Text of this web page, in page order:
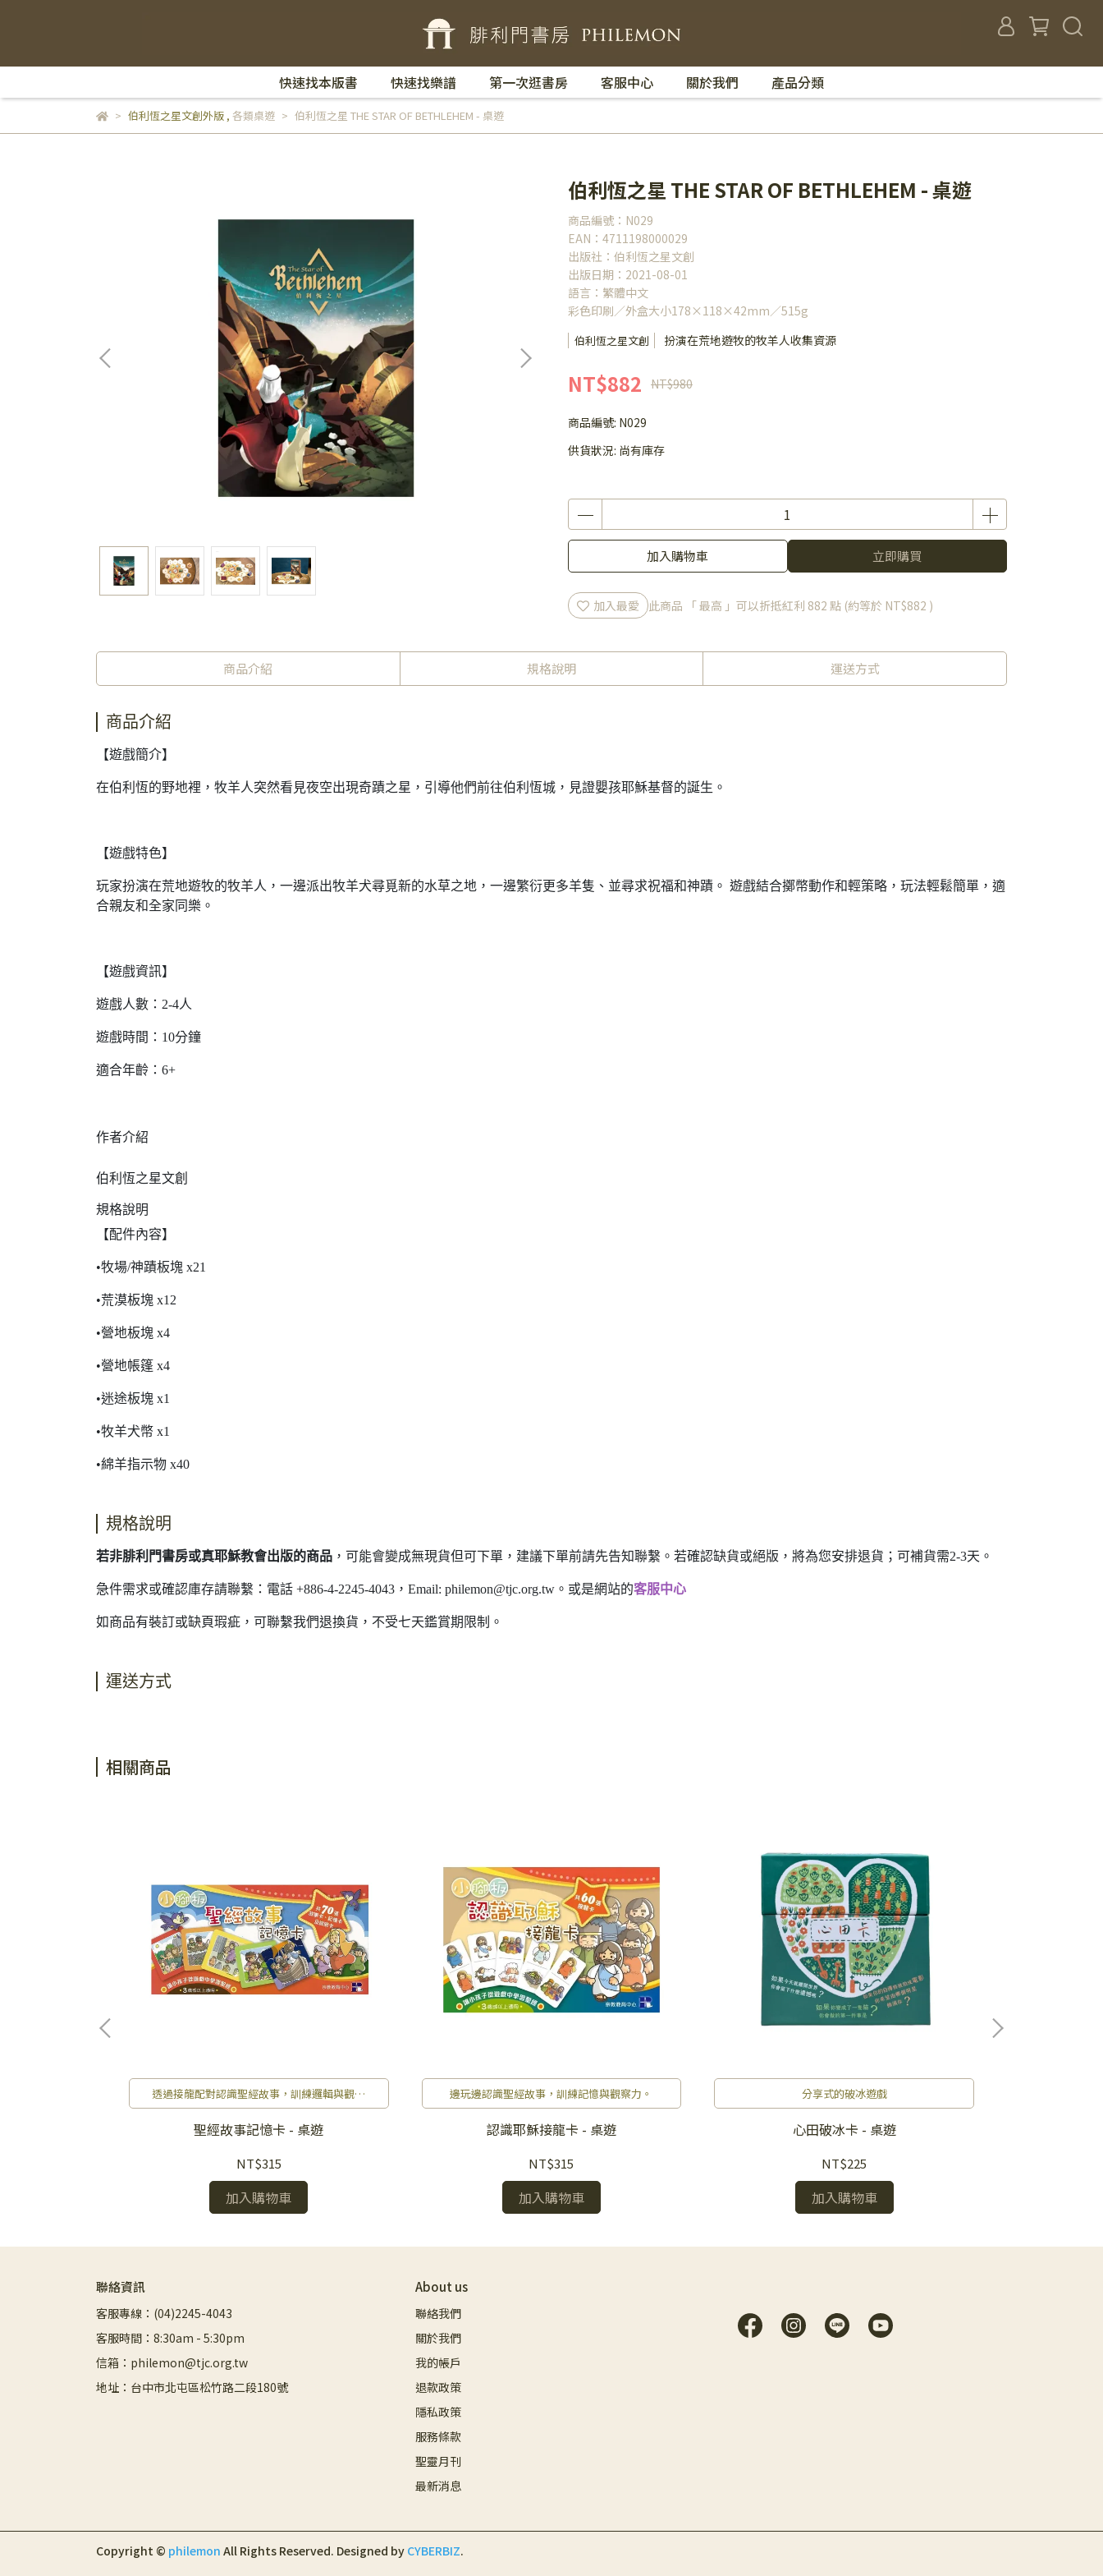
快速找本版書 快速找樂譜 第一次逛書房 客服中心 關於我們 產品分類
伯利恆之星文創外版, 各類桌遊 伯利恆之星 THE STAR OF BETHLEHEM - 桌遊
伯利恆之星 THE STAR OF BETHLEHEM - 桌遊
商品編號：N029
EAN：4711198000029
出版社：伯利恆之星文創
出版日期：2021-08-01
語言：繁體中文
彩色印刷／外盒大小178×118×42mm／515g
伯利恆之星文創 扮演在荒地遊牧的牧羊人收集資源
NT$882 NT$980
商品編號: N029
供貨狀況: 尚有庫存
加入購物車 立即購買
加入最愛 此商品 「 最高 」可以折抵紅利 882 點 (約等於 NT$882 )
商品介紹 規格說明 運送方式
商品介紹
【遊戲簡介】
在伯利恆的野地裡，牧羊人突然看見夜空出現奇蹟之星，引導他們前往伯利恆城，見證嬰孩耶穌基督的誕生。
【遊戲特色】
玩家扮演在荒地遊牧的牧羊人，一邊派出牧羊犬尋覓新的水草之地，一邊繁衍更多羊隻、並尋求祝福和神蹟。 遊戲結合擲幣動作和輕策略，玩法輕鬆簡單，適
合親友和全家同樂。
【遊戲資訊】
遊戲人數：2-4人
遊戲時間：10分鐘
適合年齡：6+
作者介紹
伯利恆之星文創
規格說明
【配件內容】
•牧場/神蹟板塊 x21
•荒漠板塊 x12
•營地板塊 x4
•營地帳篷 x4
•迷途板塊 x1
•牧羊犬幣 x1
•綿羊指示物 x40
規格說明
若非腓利門書房或真耶穌教會出版的商品 ，可能會變成無現貨但可下單，建議下單前請先告知聯繫。若確認缺貨或絕版，將為您安排退貨；可補貨需2-3天。
急件需求或確認庫存請聯繫：電話 +886-4-2245-4043，Email: philemon@tjc.org.tw 。或是網站的客服中心
如商品有裝訂或缺頁瑕疵，可聯繫我們退換貨，不受七天鑑賞期限制。
運送方式
相關商品
透過接龍配對認識聖經故事，訓練邏輯與觀察
力。
聖經故事記憶卡 - 桌遊
NT$315
加入購物車
邊玩邊認識聖經故事，訓練記憶與觀察力。
認識耶穌接龍卡 - 桌遊
NT$315
加入購物車
分享式的破冰遊戲
心田破冰卡 - 桌遊
NT$225
加入購物車
聯絡資訊
客服專線：(04)2245-4043
客服時間：8:30am - 5:30pm
信箱：philemon@tjc.org.tw
地址：台中市北屯區松竹路二段180號
About us
聯絡我們
關於我們
我的帳戶
退款政策
隱私政策
服務條款
聖靈月刊
最新消息
Copyright © philemon All Rights Reserved. Designed by CYBERBIZ.